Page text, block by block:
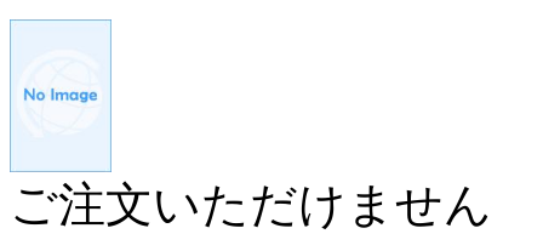
ご注文いただけません